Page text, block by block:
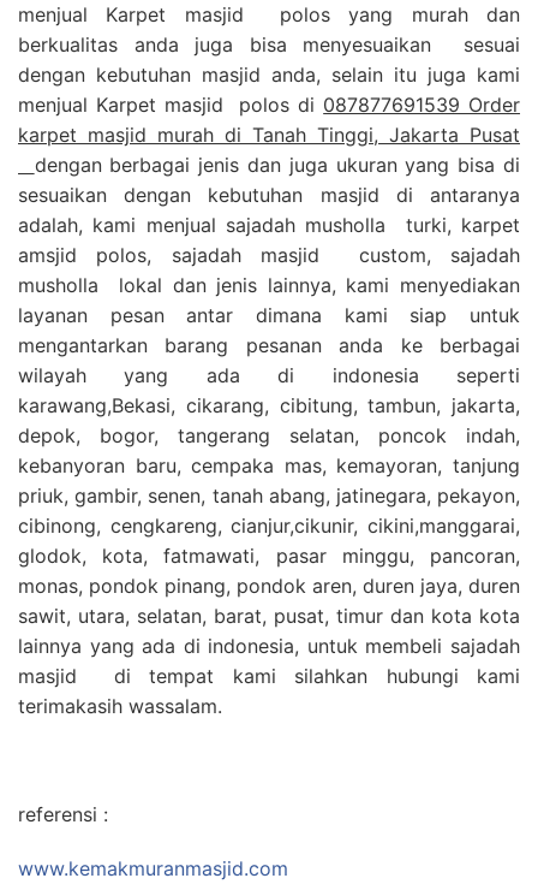
menjual Karpet masjid polos yang murah dan
berkualitas anda juga bisa menyesuaikan sesuai
dengan kebutuhan masjid anda, selain itu juga kami
menjual Karpet masjid polos di 087877691539 Order
karpet masjid murah di Tanah Tinggi, Jakarta Pusat
dengan berbagai jenis dan juga ukuran yang bisa di
sesuaikan dengan kebutuhan masjid di antaranya
adalah, kami menjual sajadah musholla turki, karpet
amsjid polos, sajadah masjid custom, sajadah
musholla lokal dan jenis lainnya, kami menyediakan
layanan pesan antar dimana kami siap untuk
mengantarkan barang pesanan anda ke berbagai
wilayah yang ada di indonesia seperti
karawang,Bekasi, cikarang, cibitung, tambun, jakarta,
depok, bogor, tangerang selatan, poncok indah,
kebanyoran baru, cempaka mas, kemayoran, tanjung
priuk, gambir, senen, tanah abang, jatinegara, pekayon,
cibinong, cengkareng, cianjur,cikunir, cikini,manggarai,
glodok, kota, fatmawati, pasar minggu, pancoran,
monas, pondok pinang, pondok aren, duren jaya, duren
sawit, utara, selatan, barat, pusat, timur dan kota kota
lainnya yang ada di indonesia, untuk membeli sajadah
masjid di tempat kami silahkan hubungi kami
terimakasih wassalam.
referensi :
www.kemakmuranmasjid.com